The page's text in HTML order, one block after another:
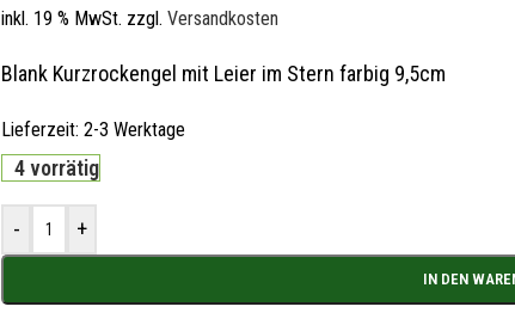
inkl. 19 % MwSt. zzgl.Versandkosten
Blank Kurzrockengel mit Leier im Stern farbig 9,5cm
Lieferzeit:2-3 Werktage
4 vorrätig
- +
IN DEN